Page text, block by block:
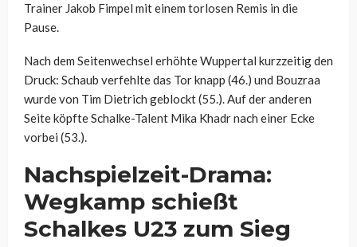
Trainer Jakob Fimpel mit einem torlosen Remis in die
Pause.
Nach dem Seitenwechsel erhöhte Wuppertal kurzzeitig den
Druck: Schaub verfehlte das Tor knapp (46.) und Bouzraa
wurde von Tim Dietrich geblockt (55.). Auf der anderen
Seite köpfte Schalke-Talent Mika Khadr nach einer Ecke
vorbei (53.).
Nachspielzeit-Drama:
Wegkamp schießt
Schalkes U23 zum Sieg